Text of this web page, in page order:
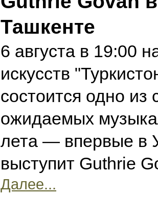
Ташкенте
6 августа в 19:00
искусств
состоится одно из
ожидаемых
лета — впервые в
выступит Guthrie
Далее...